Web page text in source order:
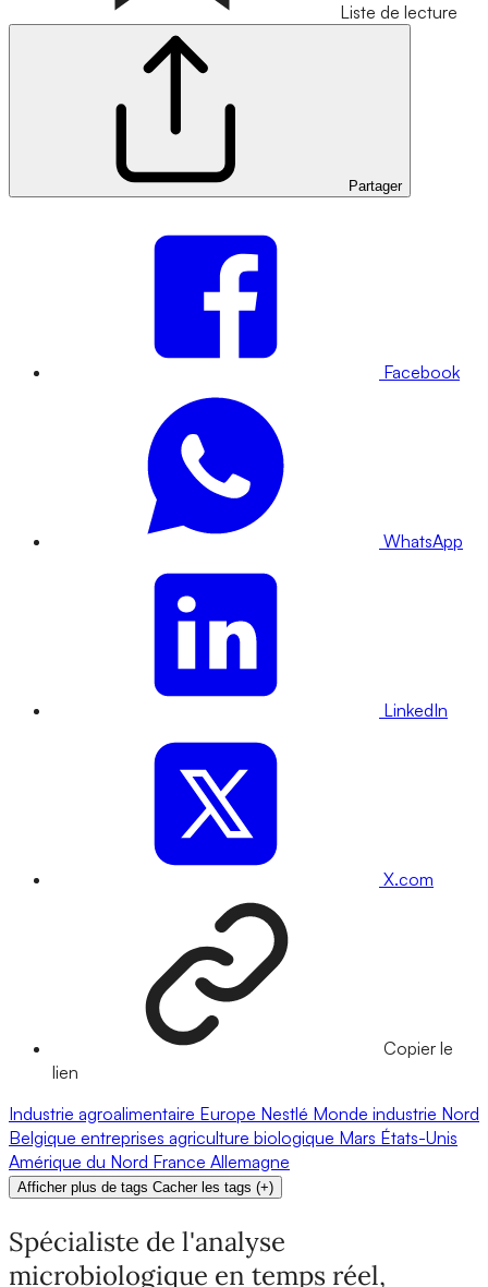
Liste de lecture
Partager
Facebook
WhatsApp
LinkedIn
X.com
Copier le
lien
Industrie agroalimentaire Europe Nestlé Monde industrie Nord
Belgique entreprises agriculture biologique Mars États-Unis
Amérique du Nord France Allemagne
Afficher plus de tags Cacher les tags (+)
Spécialiste de l'analyse
microbiologique en temps réel,